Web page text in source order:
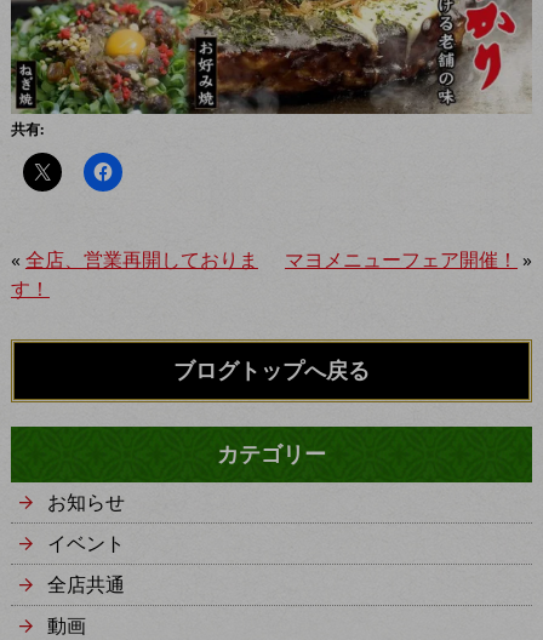
共有:
« 全店、営業再開しておりま
す！
マヨメニューフェア開催！ »
ブログトップへ戻る
カテゴリー
お知らせ
イベント
全店共通
動画